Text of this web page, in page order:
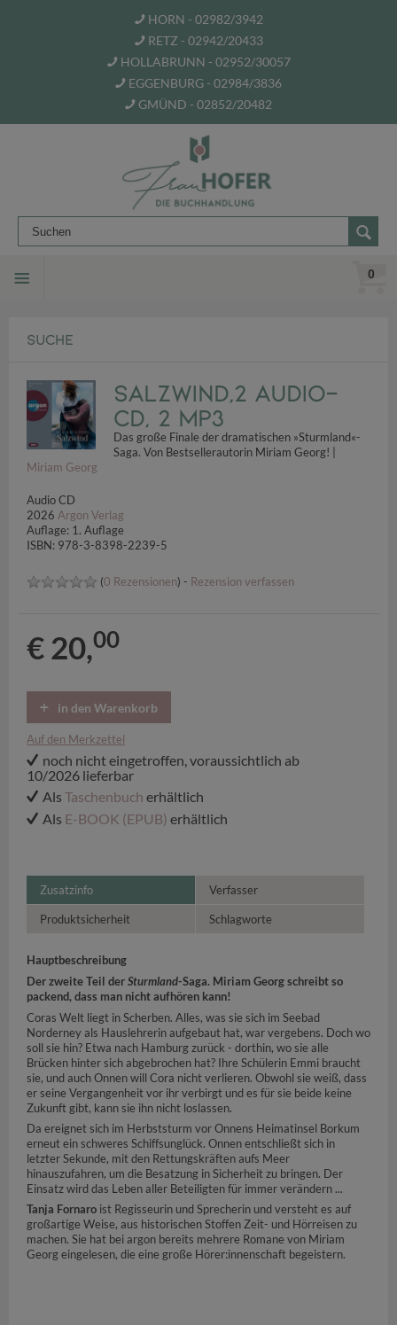
HORN - 02982/3942
RETZ - 02942/20433
HOLLABRUNN - 02952/30057
EGGENBURG - 02984/3836
GMÜND - 02852/20482
0
SUCHE
Salzwind,2 Audio-
CD, 2 MP3
Das große Finale der dramatischen »Sturmland«-
Saga. Von Bestsellerautorin Miriam Georg! |
Miriam Georg
Audio CD
2026 Argon Verlag
Auflage: 1. Auflage
ISBN: 978-3-8398-2239-5
(0 Rezensionen) - Rezension verfassen
€ 20,00
in den Warenkorb
Auf den Merkzettel
noch nicht eingetroffen, voraussichtlich ab
10/2026 lieferbar
Als Taschenbuch erhältlich
Als E-BOOK (EPUB) erhältlich
Zusatzinfo Verfasser
Produktsicherheit Schlagworte
Hauptbeschreibung
Der zweite Teil derSturmland-Saga. Miriam Georg schreibt so
packend, dass man nicht aufhören kann!
Coras Welt liegt in Scherben. Alles, was sie sich im Seebad
Norderney als Hauslehrerin aufgebaut hat, war vergebens. Doch wo
soll sie hin? Etwa nach Hamburg zurück - dorthin, wo sie alle
Brücken hinter sich abgebrochen hat? Ihre Schülerin Emmi braucht
sie, und auch Onnen will Cora nicht verlieren. Obwohl sie weiß, dass
er seine Vergangenheit vor ihr verbirgt und es für sie beide keine
Zukunft gibt, kann sie ihn nicht loslassen.
Da ereignet sich im Herbststurm vor Onnens Heimatinsel Borkum
erneut ein schweres Schiffsunglück. Onnen entschließt sich in
letzter Sekunde, mit den Rettungskräften aufs Meer
hinauszufahren, um die Besatzung in Sicherheit zu bringen. Der
Einsatz wird das Leben aller Beteiligten für immer verändern ...
Tanja Fornaro ist Regisseurin und Sprecherin und versteht es auf
großartige Weise, aus historischen Stoffen Zeit- und Hörreisen zu
machen. Sie hat bei argon bereits mehrere Romane von Miriam
Georg eingelesen, die eine große Hörer:innenschaft begeistern.